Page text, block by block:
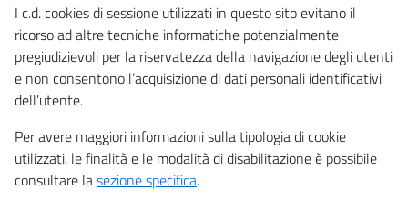
I c.d. cookies di sessione utilizzati in questo sito evitano il
ricorso ad altre tecniche informatiche potenzialmente
pregiudizievoli per la riservatezza della navigazione degli utenti
e non consentono l’acquisizione di dati personali identificativi
dell’utente.
Per avere maggiori informazioni sulla tipologia di cookie
utilizzati, le finalità e le modalità di disabilitazione è possibile
consultare lasezione specifica.